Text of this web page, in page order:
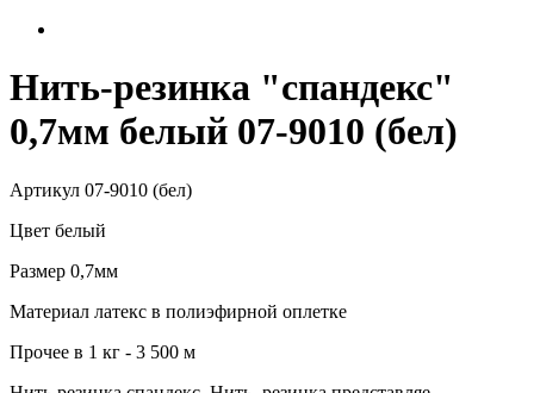
Нить-резинка "спандекс"
0,7мм белый 07-9010 (бел)
Артикул 07-9010 (бел)
Цвет белый
Размер 0,7мм
Материал латекс в полиэфирной оплетке
Прочее в 1 кг - 3 500 м